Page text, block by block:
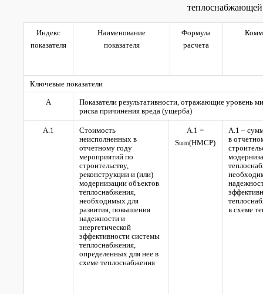
теплоснабжающей
Индекс
показателя
Наименование
показателя
Формула
расчета
Ключевые показатели
А
Показатели результативности, отражающие уровень
риска причинения вреда (ущерба)
А.1
Стоимость
неисполненных в
отчетному году
мероприятий по
строительству,
реконструкции и (или)
модернизации объектов
теплоснабжения,
необходимых для
развития, повышения
надежности и
энергетической
эффективности системы
теплоснабжения,
определенных для нее в
схеме теплоснабжения
А.1 =
Sum(НМСР)
А.1 –
в
в схеме